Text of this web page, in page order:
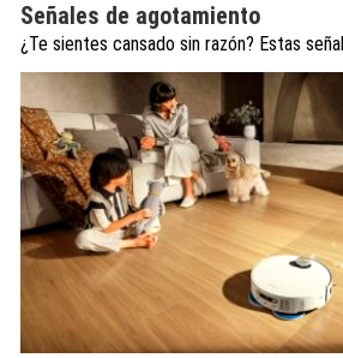
Señales de agotamiento
¿Te sientes cansado sin razón? Estas